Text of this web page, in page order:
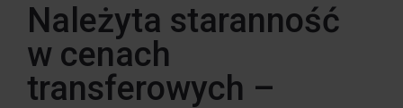
Należyta staranność
w cenach
transferowych –